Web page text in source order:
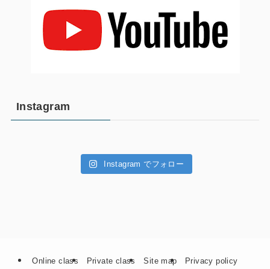
Instagram
Instagram でフォロー
Online class Private class Site map Privacy policy